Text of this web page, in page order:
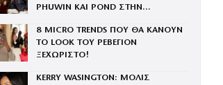
PHUWIN ΚΑΙ POND ΣΤΗΝ
8 MICRO TRENDS ΠΟΥ ΘΑ ΚΑΝΟΥΝ
ΤΟ LOOK ΤΟΥ ΡΕΒΕΓΙΟΝ
ΞΕΧΩΡΙΣΤΟ!
KERRY WASINGTON: ΜΟΛΙΣ